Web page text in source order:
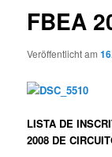
FBEA
Veröffentlicht am
LISTA DE
2008 DE